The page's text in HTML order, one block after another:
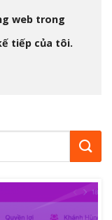
web trong
tiếp của tôi.